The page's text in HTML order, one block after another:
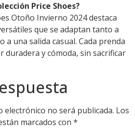
Price Shoes?
Otoño Invierno 2024 destaca
que se adaptan tanto a
a una salida casual. Cada prenda
duradera y cómoda, sin sacrificar
electrónico no será publicada. Los
marcados con *